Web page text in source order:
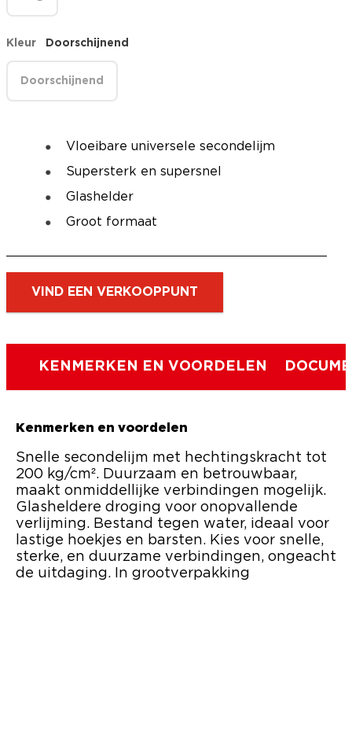
Kleur Doorschijnend
Doorschijnend
Vloeibare universele secondelijm
Supersterk en supersnel
Glashelder
Groot formaat
VIND EEN VERKOOPPUNT
KENMERKEN EN VOORDELEN
Kenmerken en voordelen
Snelle secondelijm met hechtingskracht tot
200 kg/cm². Duurzaam en betrouwbaar,
maakt onmiddellijke verbindingen mogelijk.
Glasheldere droging voor onopvallende
verlijming. Bestand tegen water, ideaal voor
lastige hoekjes en barsten. Kies voor snelle,
sterke, en duurzame verbindingen, ongeacht
de uitdaging. In grootverpakking